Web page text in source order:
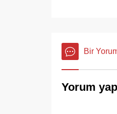
Bir
Yorum